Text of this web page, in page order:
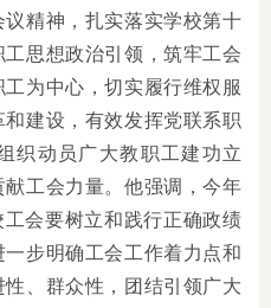
精神，扎实落实学校第十
思想政治引领，筑牢工会
为中心，切实履行维权服
建设，有效发挥党联系职
织动员广大教职工建功立
工会力量。他强调，今年
会要树立和践行正确政绩
步明确工会工作着力点和
、群众性，团结引领广大